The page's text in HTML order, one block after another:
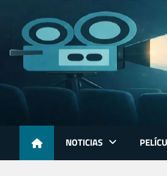
content
NOTICIAS